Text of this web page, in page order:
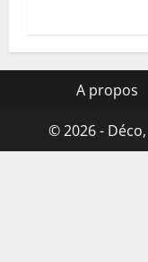
A propos
© 2026 -